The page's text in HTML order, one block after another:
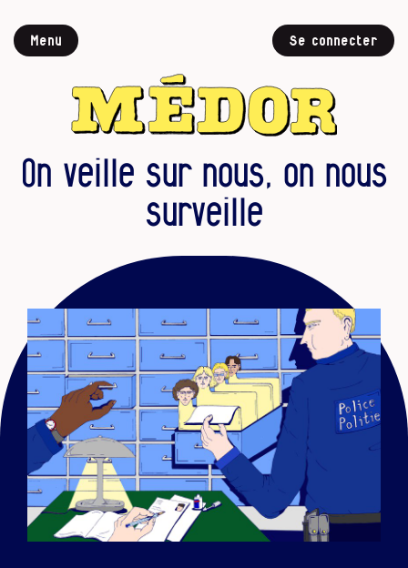
Menu Se connecter
On veille sur nous, on nous
surveille